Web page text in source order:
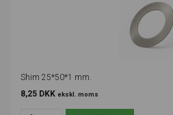
Shim 25*50*1 mm.
8,25 DKK ekskl. moms